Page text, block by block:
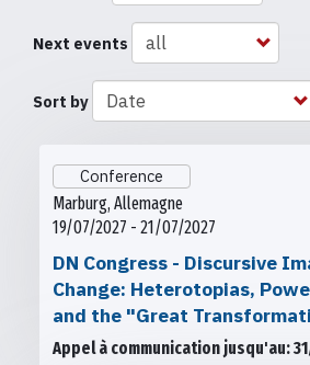
Next events
Sort by
Conference
Marburg, Allemagne
19/07/2027 - 21/07/2027
DN Congress - Discursive
Change: Heterotopias,
and the "Great
Appel à communication jusqu'au: